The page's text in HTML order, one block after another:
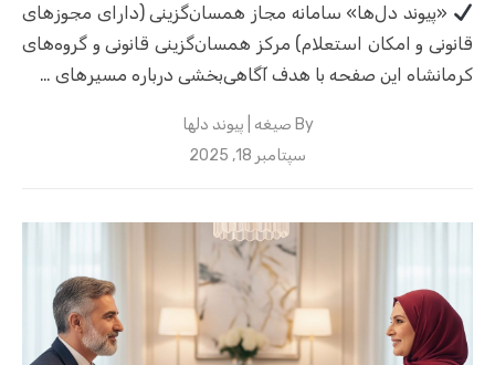
«پیوند دل‌ها» سامانه مجاز همسان‌گزینی (دارای مجوزهای
قانونی و امکان استعلام) مرکز همسان‌گزینی قانونی و گروه‌های
کرمانشاه این صفحه با هدف آگاهی‌بخشی درباره مسیرهای …
By صیغه | پیوند دلها
Posted
سپتامبر 18, 2025